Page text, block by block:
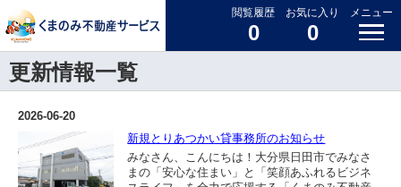
閲覧履歴
0
お気に入り
0
メニュー
更新情報一覧
2026-06-20
新規とりあつかい貸事務所のお知らせ
みなさん、こんにちは！大分県日田市でみなさ
まの「安心な住まい」と「笑顔あふれるビジネ